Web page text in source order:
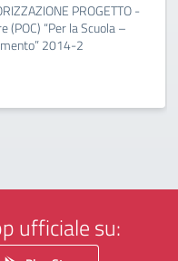
PROGETTO -
“Per la Scuola –
2014-2
ufficiale su: